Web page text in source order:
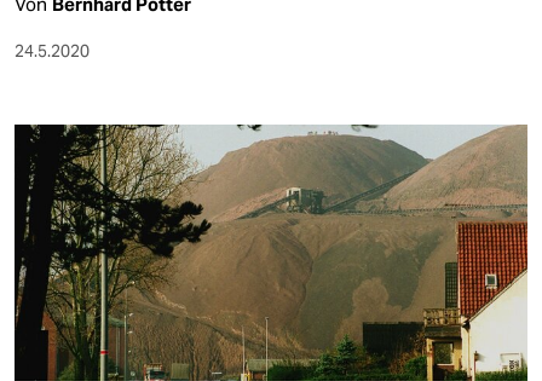
verlag
verlag
shop
fragen & hilfe
unterstützen
abo
genossenschaft
24.5.2020